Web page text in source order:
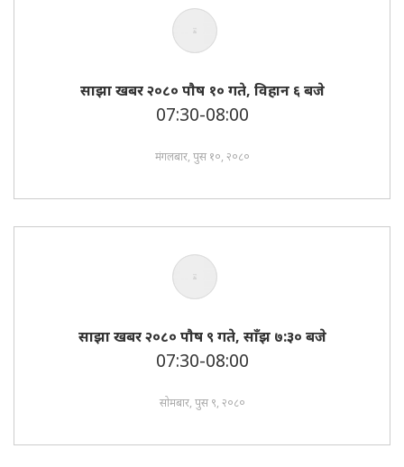
साझा खबर २०८० पाैष १० गते, विहान ६ बजे
07:30-08:00
मंगलबार, पुस १०, २०८०
साझा खबर २०८० पाैष ९ गते, साँझ ७:३० बजे
07:30-08:00
सोमबार, पुस ९, २०८०